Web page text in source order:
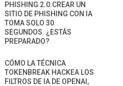
PHISHING 2.0:CREAR UN
SITIO DE PHISHING CON IA
TOMA SOLO 30
SEGUNDOS. ¿ESTÁS
PREPARADO?
CÓMO LA TÉCNICA
TOKENBREAK HACKEA LOS
FILTROS DE IA DE OPENAI,